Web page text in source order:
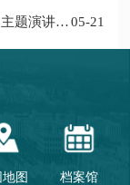
05-21
图 档案馆